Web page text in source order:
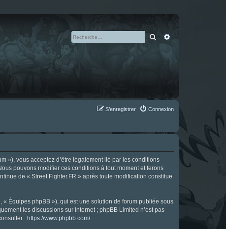
Rechercher
Connexion
S’enregistrer
»), vous acceptez d’être légalement lié par les conditions
pouvons modifier ces conditions à tout moment et ferons
de « Street Fighter.FR » après toute modification constitue
Équipes phpBB »), qui est une solution de forum publiée sous
les discussions sur Internet ; phpBB Limited n’est pas
: https://www.phpbb.com/.